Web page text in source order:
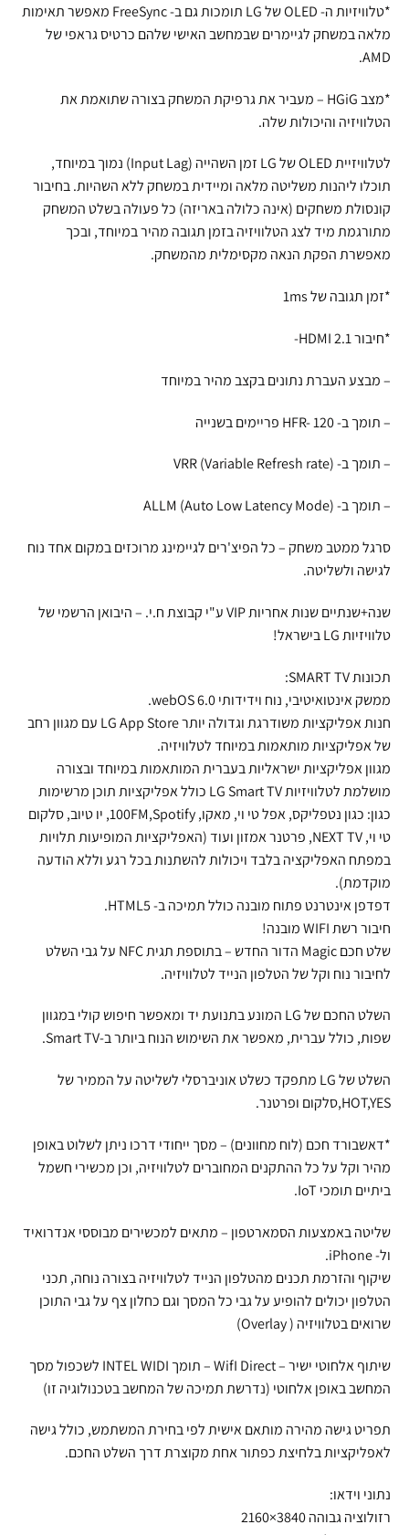
*טלוויזיות ה- OLED של LG תומכות גם ב- FreeSync מאפשר תאימות
מלאה במשחק לגיימרים שבמחשב האישי שלהם כרטיס גראפי של
AMD.
*מצב HGiG – מעביר את גרפיקת המשחק בצורה שתואמת את
הטלוויזיה והיכולות שלה.
לטלוויזיית OLED של LG זמן השהייה (Input Lag) נמוך במיוחד,
תוכלו ליהנות משליטה מלאה ומיידית במשחק ללא השהיות. בחיבור
קונסולת משחקים (אינה כלולה באריזה) כל פעולה בשלט המשחק
מתורגמת מיד לצג הטלוויזיה בזמן תגובה מהיר במיוחד, ובכך
מאפשרת הפקת הנאה מקסימלית מהמשחק.
*זמן תגובה של 1ms
*חיבור HDMI 2.1-
– מבצע העברת נתונים בקצב מהיר במיוחד
– תומך ב- HFR- 120 פריימים בשנייה
– תומך ב- VRR (Variable Refresh rate)
– תומך ב- ALLM (Auto Low Latency Mode)
סרגל ממטב משחק – כל הפיצ'רים לגיימינג מרוכזים במקום אחד נוח
לגישה ולשליטה.
שנה+שנתיים שנות אחריות VIP ע"י קבוצת ח.י. – היבואן הרשמי של
טלוויזיות LG בישראל!
תכונות SMART TV:
ממשק אינטואיטיבי, נוח וידידותי 6.0 webOS.
חנות אפליקציות משודרגת וגדולה יותר LG App Store עם מגוון רחב
של אפליקציות מותאמות במיוחד לטלוויזיה.
מגוון אפליקציות ישראליות בעברית המותאמות במיוחד ובצורה
מושלמת לטלוויזיות LG Smart TV כולל אפליקציות תוכן מרשימות
כגון: כגון נטפליקס, אפל טי וי, מאקו, 100FM,Spotify, יו טיוב, סלקום
טי וי, NEXT TV, פרטנר אמזון ועוד (האפליקציות המופיעות תלויות
במפתח האפליקציה בלבד ויכולות להשתנות בכל רגע וללא הודעה
מוקדמת).
דפדפן אינטרנט פתוח מובנה כולל תמיכה ב- HTML5.
חיבור רשת WIFI מובנה!
שלט חכם Magic הדור החדש – בתוספת תגית NFC על גבי השלט
לחיבור נוח וקל של הטלפון הנייד לטלוויזיה.
השלט החכם של LG המונע בתנועת יד ומאפשר חיפוש קולי במגוון
שפות, כולל עברית, מאפשר את השימוש הנוח ביותר ב-Smart TV.
השלט של LG מתפקד כשלט אוניברסלי לשליטה על הממיר של
HOT,YES,סלקום ופרטנר.
*דאשבורד חכם (לוח מחוונים) – מסך ייחודי דרכו ניתן לשלוט באופן
מהיר וקל על כל ההתקנים המחוברים לטלוויזיה, וכן מכשירי חשמל
ביתיים תומכי IoT.
שליטה באמצעות הסמארטפון – מתאים למכשירים מבוססי אנדרואיד
ול- iPhone.
שיקוף והזרמת תכנים מהטלפון הנייד לטלוויזיה בצורה נוחה, תכני
הטלפון יכולים להופיע על גבי כל המסך וגם כחלון צף על גבי התוכן
שרואים בטלוויזיה ( Overlay)
שיתוף אלחוטי ישיר – WifI Direct – תומך INTEL WIDI לשכפול מסך
המחשב באופן אלחוטי (נדרשת תמיכה של המחשב בטכנולוגיה זו)
תפריט גישה מהירה מותאם אישית לפי בחירת המשתמש, כולל גישה
לאפליקציות בלחיצת כפתור אחת מקוצרת דרך השלט החכם.
נתוני וידאו:
רזולוציה גבוהה 3840×2160